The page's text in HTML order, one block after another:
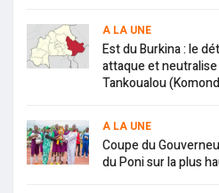
A LA UNE
Est du Burkina : le
attaque et
Tankoualou
A LA UNE
Coupe du
du Poni sur la plus